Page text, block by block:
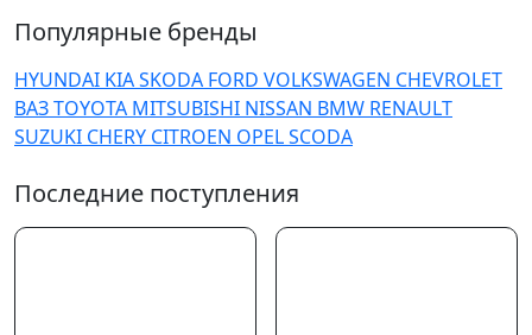
Популярные бренды
HYUNDAI KIASKODA FORD VOLKSWAGEN CHEVROLET
ВАЗTOYOTA MITSUBISHI NISSAN BMW RENAULT
SUZUKI CHERY CITROEN OPELSCODA
Последние поступления